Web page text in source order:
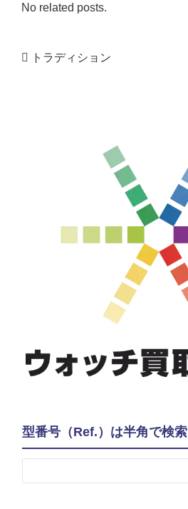
No related posts.
トラディション
型番号（Ref.）は半角で検索